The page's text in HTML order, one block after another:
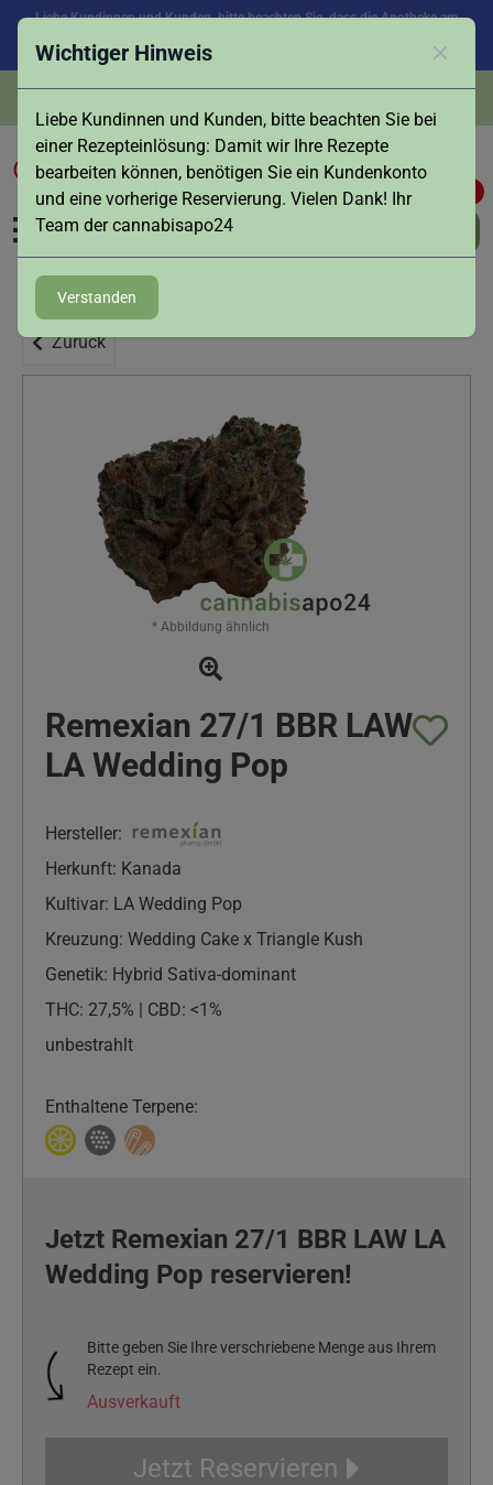
Wichtiger Hinweis
Liebe Kundinnen und Kunden, bitte beachten Sie bei
einer Rezepteinlösung: Damit wir Ihre Rezepte
bearbeiten können, benötigen Sie ein Kundenkonto
und eine vorherige Reservierung. Vielen Dank! Ihr
Team der cannabisapo24
Verstanden
Liebe Kundinnen und Kunden, bitte beachten Sie, dass die Apotheke am
Vielen Dank für Ihr Verständnis!
0
Zurück
* Abbildung ähnlich
Remexian 27/1 BBR LAW
LA Wedding Pop
Hersteller:
Herkunft: Kanada
Kultivar: LA Wedding Pop
Kreuzung: Wedding Cake x Triangle Kush
Genetik: Hybrid Sativa-dominant
THC: 27,5% | CBD: <1%
unbestrahlt
Enthaltene Terpene:
Jetzt Remexian 27/1 BBR LAW LA
Wedding Pop reservieren!
Bitte geben Sie Ihre verschriebene Menge aus Ihrem
Rezept ein.
Ausverkauft
Jetzt Reservieren